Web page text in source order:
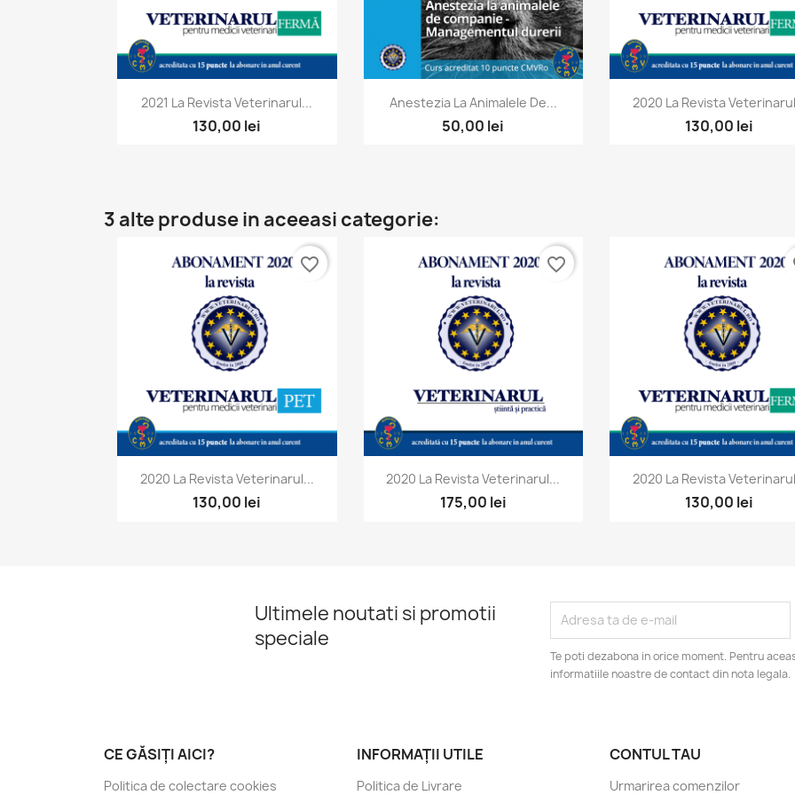
 Vizualizare rapida
2021 La Revista Veterinarul...
130,00 lei
Vizualizare rapida
Anestezia La Animalele De...
50,00 lei
Vizualizare rapida
2020 La Revista
130,00 lei
3 alte produse in aceeasi categorie:
Vizualizare rapida
2020 La Revista Veterinarul...
130,00 lei
favorite_border
Vizualizare rapida
2020 La Revista Veterinarul...
175,00 lei
favorite_border
Vizualizare rapida
2020 La Revista
130,00 lei
Ultimele noutati si promotii
speciale
Te poti dezabona in orice moment. Pentru
informatiile noastre de contact din nota legala.
CE GĂSIȚI AICI?
Politica de colectare cookies
INFORMAȚII UTILE
Politica de Livrare
CONTUL TAU
Urmarirea comenzilor